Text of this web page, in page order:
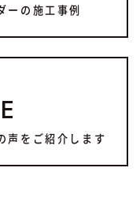
ーの施工事例
声をご紹介します